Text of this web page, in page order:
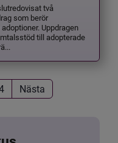
två
som berör
Uppdragen
till adopterade
Nästa